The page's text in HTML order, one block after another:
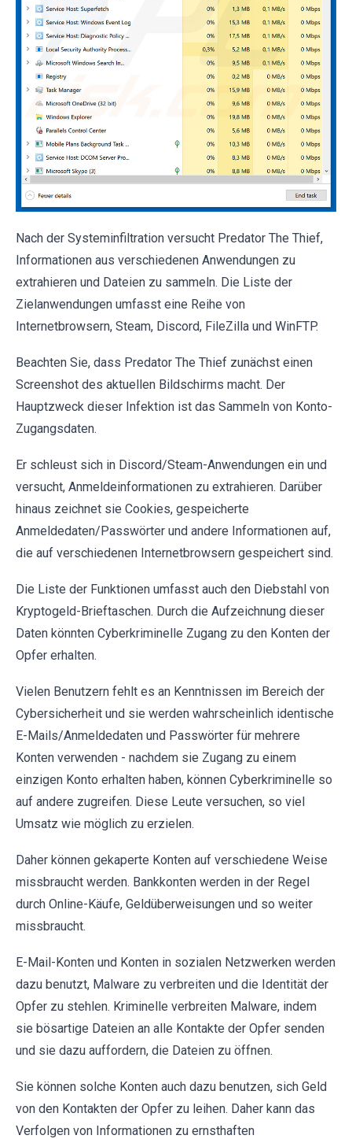
Nach der Systeminfiltration versucht Predator The Thief,
Informationen aus verschiedenen Anwendungen zu
extrahieren und Dateien zu sammeln. Die Liste der
Zielanwendungen umfasst eine Reihe von
Internetbrowsern, Steam, Discord, FileZilla und WinFTP.
Beachten Sie, dass Predator The Thief zunächst einen
Screenshot des aktuellen Bildschirms macht. Der
Hauptzweck dieser Infektion ist das Sammeln von Konto-
Zugangsdaten.
Er schleust sich in Discord/Steam-Anwendungen ein und
versucht, Anmeldeinformationen zu extrahieren. Darüber
hinaus zeichnet sie Cookies, gespeicherte
Anmeldedaten/Passwörter und andere Informationen auf,
die auf verschiedenen Internetbrowsern gespeichert sind.
Die Liste der Funktionen umfasst auch den Diebstahl von
Kryptogeld-Brieftaschen. Durch die Aufzeichnung dieser
Daten könnten Cyberkriminelle Zugang zu den Konten der
Opfer erhalten.
Vielen Benutzern fehlt es an Kenntnissen im Bereich der
Cybersicherheit und sie werden wahrscheinlich identische
E-Mails/Anmeldedaten und Passwörter für mehrere
Konten verwenden - nachdem sie Zugang zu einem
einzigen Konto erhalten haben, können Cyberkriminelle so
auf andere zugreifen. Diese Leute versuchen, so viel
Umsatz wie möglich zu erzielen.
Daher können gekaperte Konten auf verschiedene Weise
missbraucht werden. Bankkonten werden in der Regel
durch Online-Käufe, Geldüberweisungen und so weiter
missbraucht.
E-Mail-Konten und Konten in sozialen Netzwerken werden
dazu benutzt, Malware zu verbreiten und die Identität der
Opfer zu stehlen. Kriminelle verbreiten Malware, indem
sie bösartige Dateien an alle Kontakte der Opfer senden
und sie dazu auffordern, die Dateien zu öffnen.
Sie können solche Konten auch dazu benutzen, sich Geld
von den Kontakten der Opfer zu leihen. Daher kann das
Verfolgen von Informationen zu ernsthaften